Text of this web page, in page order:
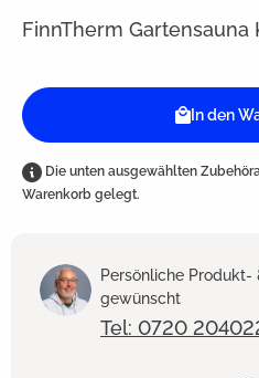
FinnTherm Gartensauna
In den
Die unten ausgewählten
Warenkorb gelegt.
Persönliche Produkt-
gewünscht
Tel: 0720